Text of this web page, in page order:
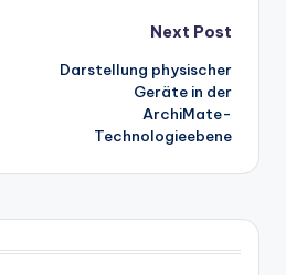
Next Post
Darstellung physischer
Geräte in der
ArchiMate-
Technologieebene